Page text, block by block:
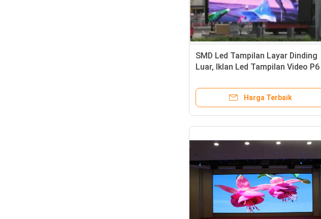
SMD Led Tampilan Layar Dinding
Luar, Iklan Led Tampilan Video P6
Harga Terbaik